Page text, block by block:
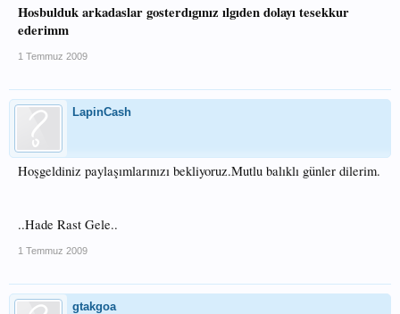
Hosbulduk arkadaslar gosterdıgınız ılgıden dolayı tesekkur
ederimm
1 Temmuz 2009
LapinCash
Hoşgeldiniz paylaşımlarınızı bekliyoruz.Mutlu balıklı günler dilerim.
..Hade Rast Gele..
1 Temmuz 2009
gtakgoa